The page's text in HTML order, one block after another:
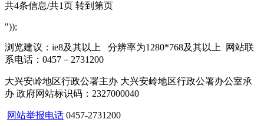
共4条信息/共1页 转到第页
"));
浏览建议：ie8及其以上 分辨率为1280*768及其以上 网站联
系电话：0457－2731200
大兴安岭地区行政公署主办 大兴安岭地区行政公署办公室承
办 政府网站标识码：2327000040
网站举报电话 0457-2731200